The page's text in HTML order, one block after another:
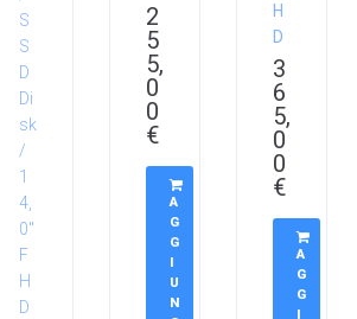
2
5
5,
0
0
€
A
G
G
I
U
N
H
D
3
6
5,
0
0
€
A
G
G
I